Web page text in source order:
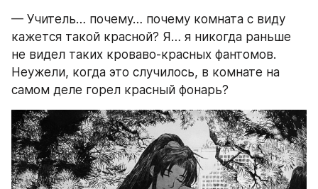
— Учитель… почему… почему комната с виду
кажется такой красной? Я… я никогда раньше
не видел таких кроваво-красных фантомов.
Неужели, когда это случилось, в комнате на
самом деле горел красный фонарь?